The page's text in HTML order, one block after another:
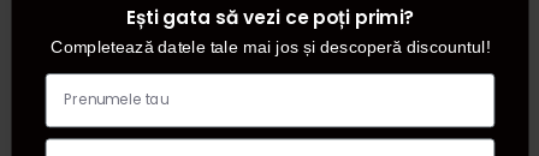
Pe www.procosmetic.ro iti punem la dispozitie o gama
variata de produse pentru ingrijirea pielii dupa epilare de
la branduri consacrate, la preturi excelente.
Ești gata să vezi ce poți primi?
Completează datele tale mai jos și descoperă discountul!